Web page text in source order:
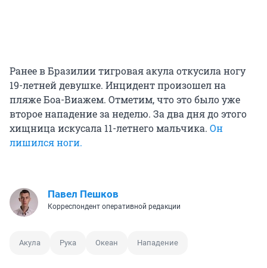
Ранее в Бразилии тигровая акула откусила ногу
19-летней девушке. Инцидент произошел на
пляже Боа-Виажем. Отметим, что это было уже
второе нападение за неделю. За два дня до этого
хищница искусала 11-летнего мальчика. Он
лишился ноги.
Павел Пешков
Корреспондент оперативной редакции
Акула Рука Океан Нападение